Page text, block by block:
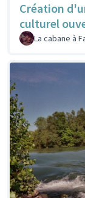
Création
culturel
La cabane à